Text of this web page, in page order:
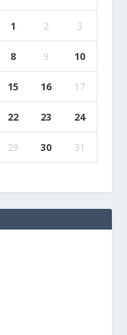
1 2 3
8 9 10
15 16 17
22 23 24
29 30
31